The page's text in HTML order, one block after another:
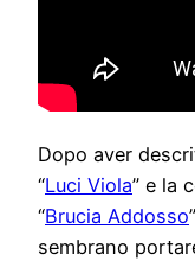
Dopo aver
“Luci Viola” e la
“Brucia Addosso
sembrano